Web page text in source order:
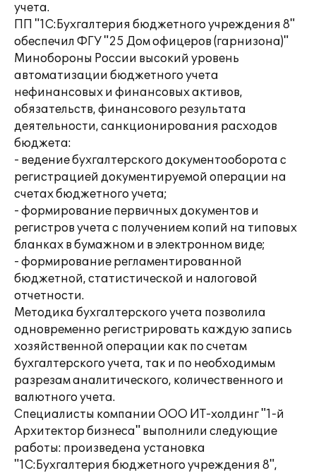
учета.
ПП "1С:Бухгалтерия бюджетного учреждения 8"
обеспечил ФГУ "25 Дом офицеров (гарнизона)"
Минобороны России высокий уровень
автоматизации бюджетного учета
нефинансовых и финансовых активов,
обязательств, финансового результата
деятельности, санкционирования расходов
бюджета:
- ведение бухгалтерского документооборота с
регистрацией документируемой операции на
счетах бюджетного учета;
- формирование первичных документов и
регистров учета с получением копий на типовых
бланках в бумажном и в электронном виде;
- формирование регламентированной
бюджетной, статистической и налоговой
отчетности.
Методика бухгалтерского учета позволила
одновременно регистрировать каждую запись
хозяйственной операции как по счетам
бухгалтерского учета, так и по необходимым
разрезам аналитического, количественного и
валютного учета.
Специалисты компании ООО ИТ-холдинг "1-й
Архитектор бизнеса" выполнили следующие
работы: произведена установка
"1С:Бухгалтерия бюджетного учреждения 8",